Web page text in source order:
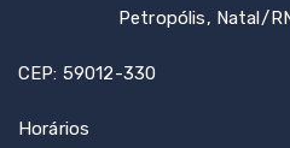
Petropólis, Natal/
CEP: 59012-330
Horários